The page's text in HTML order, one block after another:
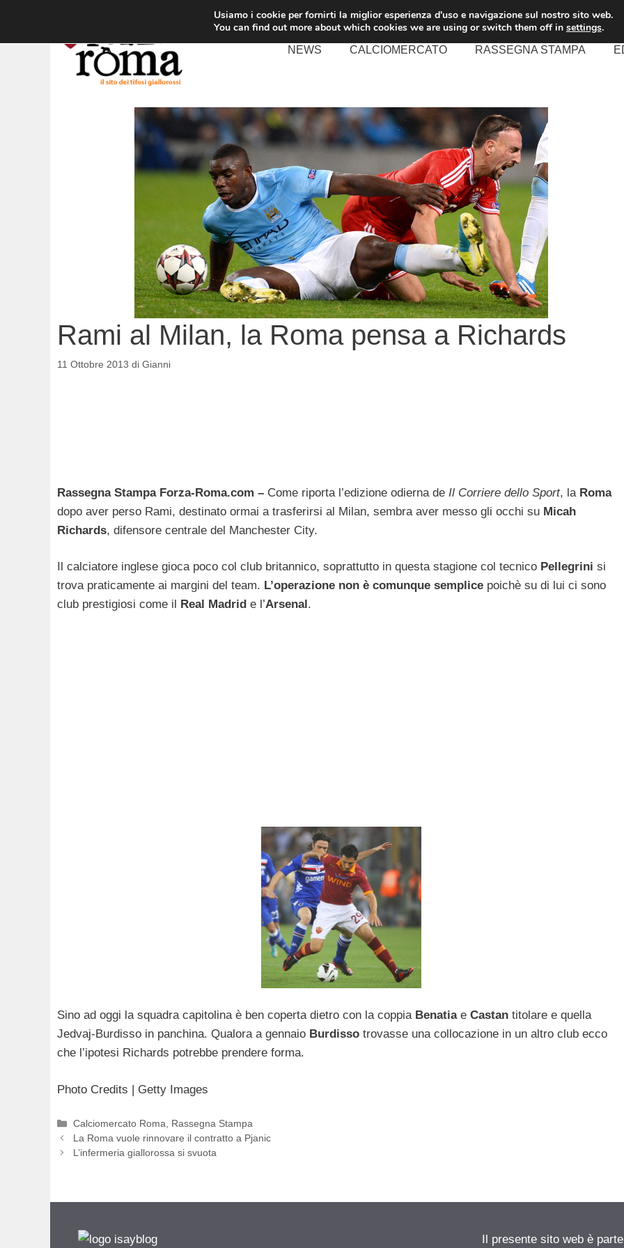
contenuto
NEWS CALCIOMERCATO RASSEGNA STAMPA
Rami al Milan, la Roma pensa a Richards
11 Ottobre 2013 di Gianni
Rassegna Stampa Forza-Roma.com – Come riporta l’edizione odierna de Il Corriere dello Sport, la Roma
dopo aver perso Rami, destinato ormai a trasferirsi al Milan, sembra aver messo gli occhi su Micah
Richards, difensore centrale del Manchester City.
Il calciatore inglese gioca poco col club britannico, soprattutto in questa stagione col tecnico Pellegrini si
trova praticamente ai margini del team. L’operazione non è comunque semplice poichè su di lui ci sono
club prestigiosi come il
Real Madrid e l’Arsenal .
Sino ad oggi la squadra capitolina è ben coperta dietro con la coppia Benatiae Castan titolare e quella
Jedvaj-Burdisso in panchina. Qualora a gennaio Burdisso trovasse una collocazione in un altro club ecco
che l’ipotesi Richards potrebbe prendere forma.
Photo Credits | Getty Images
Categorie
Calciomercato Roma
Rassegna Stampa
La Roma vuole rinnovare il contratto a Pjanic
L’infermeria giallorossa si svuota
Il presente sito web è
Usiamo i cookie per fornirti la miglior esperienza d'uso e navigazione sul nostro sito web.
You can find out more about which cookies we are using or switch them off in settings.